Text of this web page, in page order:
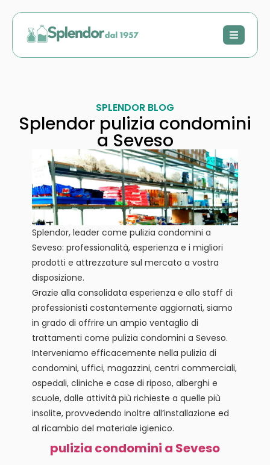
SPLENDOR BLOG
Splendor pulizia condomini
a Seveso
Splendor, leader come pulizia condomini a
Seveso: professionalità, esperienza e i migliori
prodotti e attrezzature sul mercato a vostra
disposizione.
Grazie alla consolidata esperienza e allo staff di
professionisti costantemente aggiornati, siamo
in grado di offrire un ampio ventaglio di
trattamenti come pulizia condomini a Seveso.
Interveniamo efficacemente nella pulizia di
condomini, uffici, magazzini, centri commerciali,
ospedali, cliniche e case di riposo, alberghi e
scuole, dalle attività più richieste a quelle più
insolite, provvedendo inoltre all’installazione ed
al ricambio del materiale igienico.
pulizia condomini a Seveso